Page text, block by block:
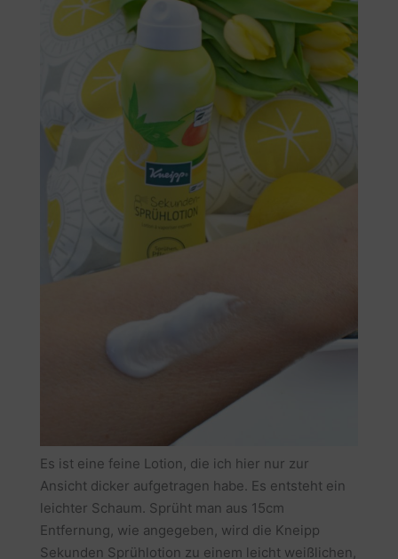
Es ist eine feine Lotion, die ich hier nur zur
Ansicht dicker aufgetragen habe. Es entsteht ein
leichter Schaum. Sprüht man aus 15cm
Entfernung, wie angegeben, wird die Kneipp
Sekunden Sprühlotion zu einem leicht weißlichen,